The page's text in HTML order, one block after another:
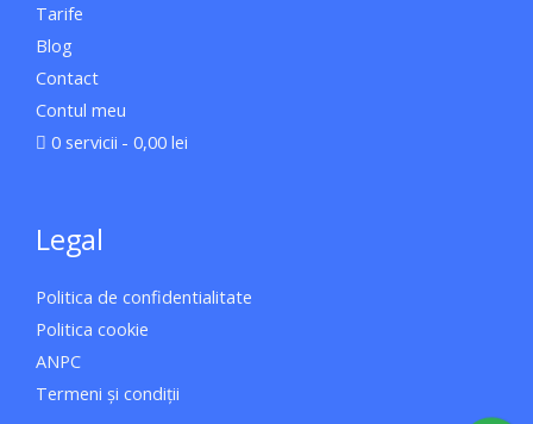
Tarife
Blog
Contact
Contul meu
0 servicii
0,00 lei
Legal
Politica de confidentialitate
Politica cookie
ANPC
Termeni și condiții